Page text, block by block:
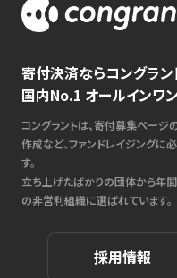
寄付決済ならコングラン
国内No.1 オールインワ
コングラントは、寄付募集ページ
作成など、ファンドレイジング
す。
立ち上げたばかりの団体から年
の非営利組織に選ばれています。
採用情報